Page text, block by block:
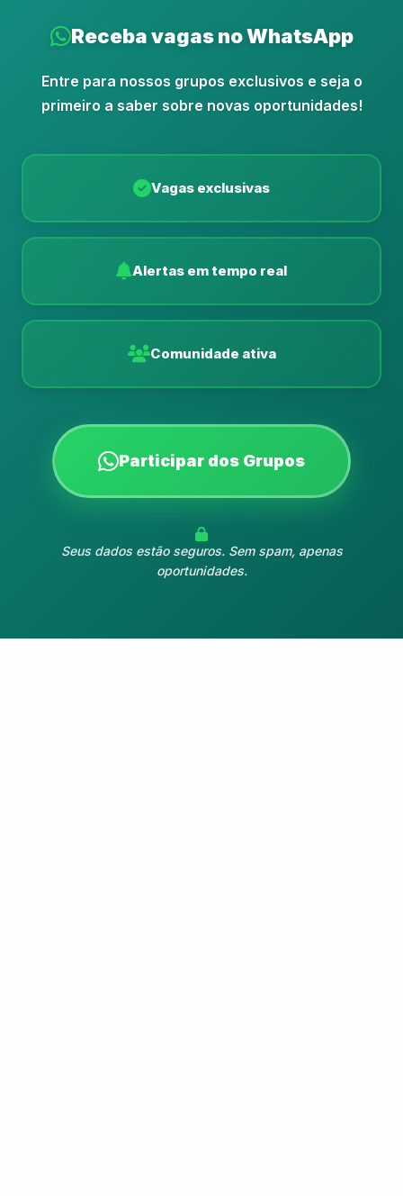
Receba vagas no WhatsApp
Entre para nossos grupos exclusivos e seja o
primeiro a saber sobre novas oportunidades!
Vagas exclusivas
Alertas em tempo real
Comunidade ativa
Participar dos Grupos
Seus dados estão seguros. Sem spam, apenas
oportunidades.